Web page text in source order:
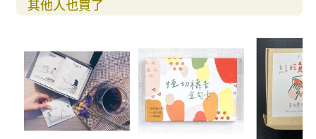
其他人也買了